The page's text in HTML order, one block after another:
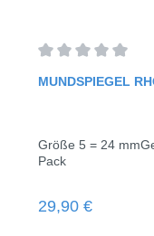
MUNDSPIEGEL
Größe 5 = 24
Pack
Regulärer Preis:
29,90 €